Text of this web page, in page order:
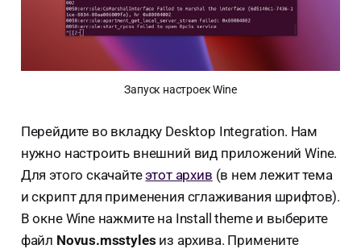
Запуск настроек Wine
Перейдите во вкладку Desktop Integration. Нам
нужно настроить внешний вид приложений Wine.
Для этого скачайтеэтот архив (в нем лежит тема
и скрипт для применения сглаживания шрифтов).
В окне Wine нажмите на Install theme и выберите
файл Novus.msstyles из архива. Примените